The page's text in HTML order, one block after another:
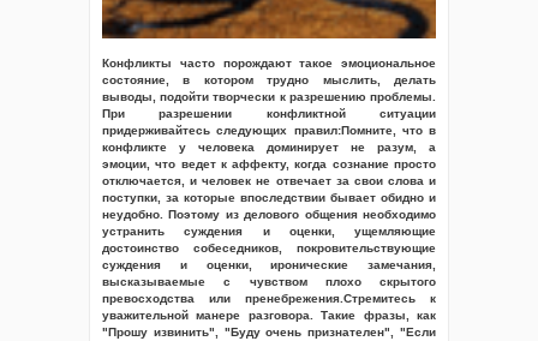
Конфликты часто порождают такое эмоциональное
состояние, в котором трудно мыслить, делать
выводы, подойти творчески к разрешению проблемы.
При разрешении конфликтной ситуации
придерживайтесь следующих правил:Помните, что в
конфликте у человека доминирует не разум, а
эмоции, что ведет к аффекту, когда сознание просто
отключается, и человек не отвечает за свои слова и
поступки, за которые впоследствии бывает обидно и
неудобно. Поэтому из делового общения необходимо
устранить суждения и оценки, ущемляющие
достоинство собеседников, покровительствующие
суждения и оценки, иронические замечания,
высказываемые с чувством плохо скрытого
превосходства или пренебрежения.Стремитесь к
уважительной манере разговора. Такие фразы, как
"Прошу извинить", "Буду очень признателен", "Если